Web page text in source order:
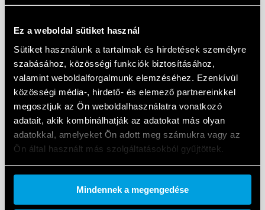
Ez a weboldal sütiket használ
Sütiket használunk a tartalmak és hirdetések személyre
szabásához, közösségi funkciók biztosításához,
valamint weboldalforgalmunk elemzéséhez. Ezenkívül
közösségi média-, hirdető- és elemező partnereinkkel
megosztjuk az Ön weboldalhasználatra vonatkozó
adatait, akik kombinálhatják az adatokat más olyan
adatokkal, amelyeket Ön adott meg számukra vagy az
Ön által használt más szolgáltatásokból gyűjtöttek.
Cookie policy.
Mindennek a megengedése